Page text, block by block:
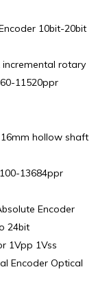
10bit-20bit
incremental rotary
11520ppr
hollow shaft
13684ppr
Encoder
24bit
1Vpp 1Vss
Encoder Optical